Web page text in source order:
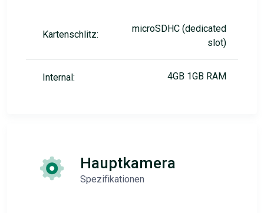
Kartenschlitz:
microSDHC (dedicated
slot)
Internal: 4GB 1GB RAM
Hauptkamera
Spezifikationen